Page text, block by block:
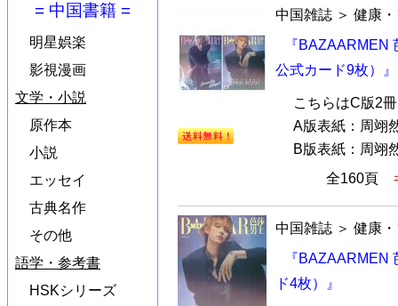
= 中国書籍 =
明星娯楽
影視漫画
文学・小説
原作本
小説
エッセイ
古典名作
その他
語学・参考書
HSKシリーズ
中国雑誌 ＞ 健康
『BAZAARMEN
公式カード9枚）』
こちらはC版2
A版表紙：周翊
B版表紙：周翊
全160頁
中国雑誌 ＞ 健康
『BAZAARMEN
ド4枚）』